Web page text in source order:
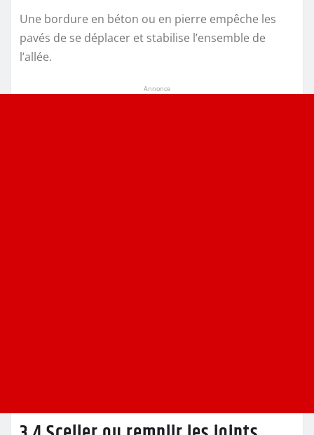
Une bordure en béton ou en pierre empêche les
pavés de se déplacer et stabilise l’ensemble de
l’allée.
Annonce